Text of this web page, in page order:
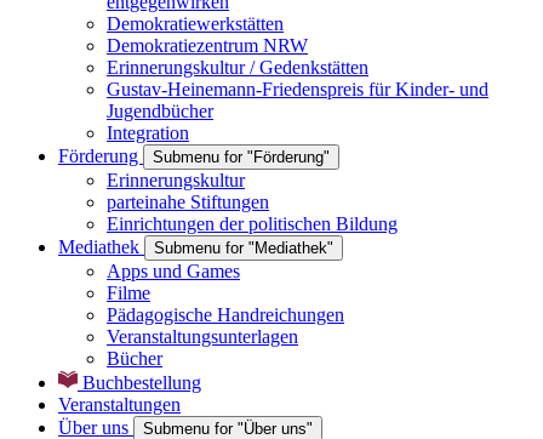
Demokratiewerkstätten
Demokratiezentrum NRW
Erinnerungskultur / Gedenkstätten
Gustav-Heinemann-Friedenspreis für Kinder- und
Jugendbücher
Integration
Förderung
Submenu for "Förderung"
Erinnerungskultur
parteinahe Stiftungen
Einrichtungen der politischen Bildung
Mediathek
Submenu for "Mediathek"
Apps und Games
Filme
Pädagogische Handreichungen
Veranstaltungsunterlagen
Bücher
Buchbestellung
Veranstaltungen
Über uns
Submenu for "Über uns"